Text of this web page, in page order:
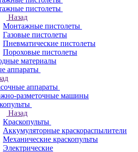
пистолеты
Назад
Монтажные пистолеты
Газовые пистолеты
Пневматические пистолеты
Пороховые пистолеты
материалы
аппараты
аппараты
разметочные машины
Назад
Краскопульты
Аккумуляторные краскораспылители
Механические краскопульты
Электрические